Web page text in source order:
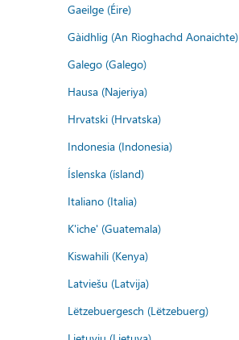
Gaeilge (Éire)
Gàidhlig (An Rìoghachd Aonaichte)
Galego (Galego)
Hausa (Najeriya)
Hrvatski (Hrvatska)
Indonesia (Indonesia)
Íslenska (ísland)
Italiano (Italia)
K'iche' (Guatemala)
Kiswahili (Kenya)
Latviešu (Latvija)
Lëtzebuergesch (Lëtzebuerg)